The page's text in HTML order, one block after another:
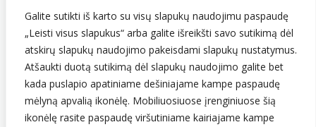
Galite sutikti iš karto su visų slapukų naudojimu paspaudę
„Leisti visus slapukus“ arba galite išreikšti savo sutikimą dėl
atskirų slapukų naudojimo pakeisdami slapukų nustatymus.
Atšaukti duotą sutikimą dėl slapukų naudojimo galite bet
kada puslapio apatiniame dešiniajame kampe paspaudę
mėlyną apvalią ikonėlę. Mobiliuosiuose įrenginiuose šią
ikonėlę rasite paspaudę viršutiniame kairiajame kampe
Sekite mus